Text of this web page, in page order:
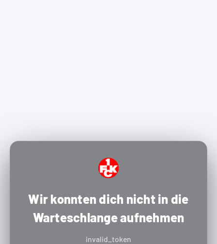
Wir konnten dich nicht in die
Warteschlange aufnehmen
invalid_token